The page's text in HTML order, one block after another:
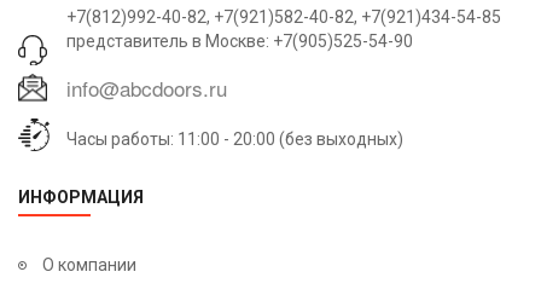
+7(812)992-40-82, +7(921)582-40-82, +7(921)434-54-85
представитель в Москве: +7(905)525-54-90
Часы работы: 11:00 - 20:00 (без выходных)
ИНФОРМАЦИЯ
О компании